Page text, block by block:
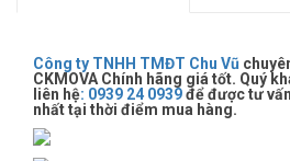
Công ty TNHH TMĐT Chu Vũ
CKMOVA Chính hãng giá tốt. Quý
liên hệ: 0939 24 0939để được tư
nhất tại thời điểm mua hàng.